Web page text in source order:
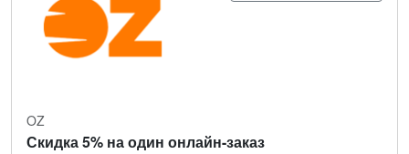
OZ
Скидка 5% на один онлайн-заказ